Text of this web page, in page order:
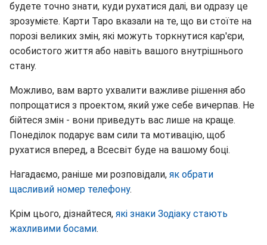
будете точно знати, куди рухатися далі, ви одразу це
зрозумієте. Карти Таро вказали на те, що ви стоїте на
порозі великих змін, які можуть торкнутися кар'єри,
особистого життя або навіть вашого внутрішнього
стану.
Можливо, вам варто ухвалити важливе рішення або
попрощатися з проектом, який уже себе вичерпав. Не
бійтеся змін - вони приведуть вас лише на краще.
Понеділок подарує вам сили та мотивацію, щоб
рухатися вперед, а Всесвіт буде на вашому боці.
Нагадаємо, раніше ми розповідали, як обрати
щасливий номер телефону.
Крім цього, дізнайтеся, які знаки Зодіаку стають
жахливими босами.